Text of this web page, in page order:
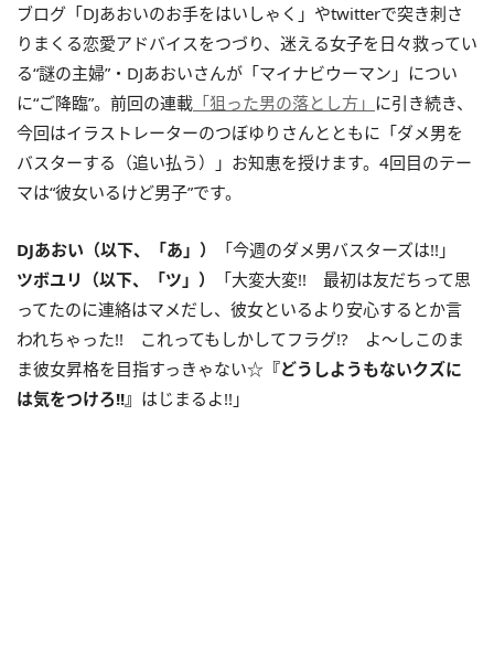
ブログ「DJあおいのお手をはいしゃく」やtwitterで突き刺さ
りまくる恋愛アドバイスをつづり、迷える女子を日々救ってい
る“謎の主婦”・DJあおいさんが「マイナビウーマン」につい
に“ご降臨”。前回の連載 「狙った男の落とし方」 に引き続き、
今回はイラストレーターのつぼゆりさんとともに「ダメ男を
バスターする（追い払う）」お知恵を授けます。4回目のテー
マは“彼女いるけど男子”です。
DJあおい（以下、「あ」）
「今週のダメ男バスターズは!!」
ツボユリ（以下、「ツ」）
「大変大変!! 最初は友だちって思
ってたのに連絡はマメだし、彼女といるより安心するとか言
われちゃった!! これってもしかしてフラグ!? よ〜しこのま
ま彼女昇格を目指すっきゃない☆ 『どうしようもないクズに
は気をつけろ!!』 はじまるよ!!」